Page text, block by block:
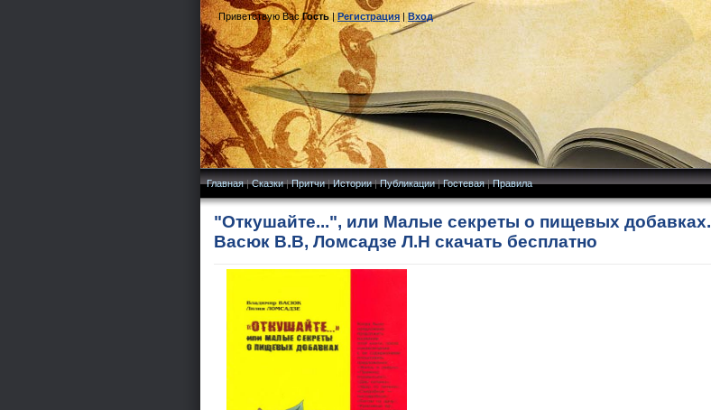
Приветствую Вас Гость|Регистрация|Вход
Главная|Сказки|Притчи|Истории|Публикации|Гостевая|Правила
"Откушайте...", или Малые секреты о пищевых добавках.
Васюк В.В, Ломсадзе Л.Н скачать бесплатно